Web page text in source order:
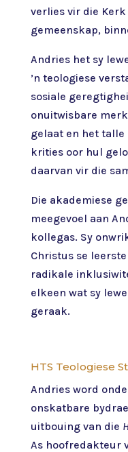
verlies vir die
gemeenskap,
Andries het sy
’n teologiese
sosiale
onuitwisbare
gelaat en het
krities oor hul
daarvan vir die
Die akademiese
meegevoel aan
kollegas. Sy
Christus se
radikale
elkeen wat sy
geraak.
HTS Teologiese
Andries word
onskatbare
uitbouing van die
As hoofredakteur